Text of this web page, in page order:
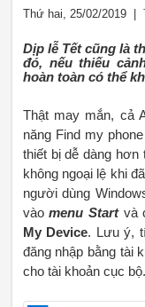
Thứ hai, 25/02/2019 |
Dịp lễ Tết cũng là
đó, nếu thiếu
hoàn toàn có thể
Thật may mắn, cả
năng Find my
thiết bị dễ dàng hơn
không ngoại lệ khi
người dùng
vàomenu Start và
My Device. Lưu ý,
đăng nhập bằng tài
cho tài khoản cục bộ.